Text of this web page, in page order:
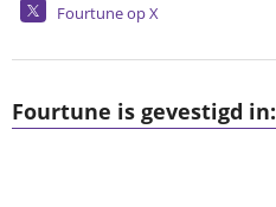
Fourtune op X
Fourtune is gevestigd in: